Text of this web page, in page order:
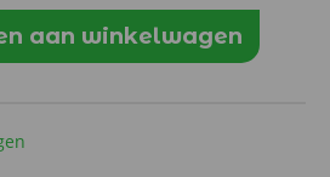
aan winkelwagen